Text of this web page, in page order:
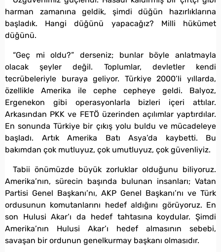
harman zamanına geldik, şimdi düğün hazırlıklarına
başladık. Hangi düğünü yapacağız? Milli hükümet
düğünü.
“Geç mi oldu?” derseniz; bunlar böyle anlatmayla
olacak şeyler değil. Toplumlar, devletler kendi
tecrübeleriyle buraya geliyor. Türkiye 2000’li yıllarda,
özellikle Amerika ile cephe cepheye geldi. Balyoz,
Ergenekon gibi operasyonlarla bizleri içeri attılar.
Arkasından PKK ve FETÖ üzerinden açılımlar yaptırdılar.
En sonunda Türkiye bir çıkış yolu buldu ve mücadeleye
başladı. Artık Amerika Batı Asya’da kaybetti. Bu
bakımdan çok mutluyuz, çok umutluyuz, çok güvenliyiz.
Tabii önümüzde büyük zorluklar olduğunu biliyoruz.
Amerika’nın, sürecin başında bulunan insanları; Vatan
Partisi Genel Başkanı’nı, AKP Genel Başkanı’nı ve Türk
ordusunun komutanlarını hedef aldığını görüyoruz. En
son Hulusi Akar’ı da hedef tahtasına koydular. Şimdi
Amerika’nın Hulusi Akar’ı hedef almasının sebebi,
savaşan bir ordunun genelkurmay başkanı olmasıdır.